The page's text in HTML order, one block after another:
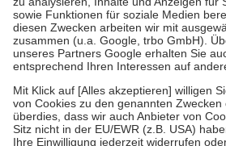
Bei Heilmitteln und häuslicher
Zuzahlung zehn Prozent der Kosten sowie
Verordnung.
Um das Engagement der Versicherten für
stärken und die besondere Stellung der
fallenkeine Zuzahlungenan bei:
• Kindern und Jugendlichen bis zum
mit Ausnahme der Fahrkosten
• Untersuchungen zur Vorsorge und